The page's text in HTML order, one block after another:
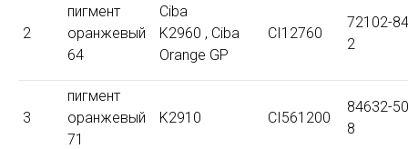
2
пигмент
оранжевый
64
Ciba
K2960 , Ciba
Orange GP
CI12760
72102-
2
3
пигмент
оранжевый
71
K2910 CI561200
84632-
8